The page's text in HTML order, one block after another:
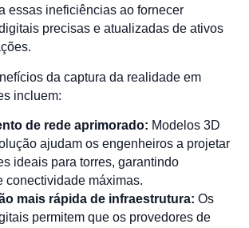
essas ineficiências ao fornecer
precisas e atualizadas de ativos
da captura da realidade em
incluem:
de rede aprimorado: Modelos 3D
ajudam os engenheiros a projetar
ideais para torres, garantindo
conectividade máximas.
mais rápida de infraestrutura: Os
permitem que os provedores de